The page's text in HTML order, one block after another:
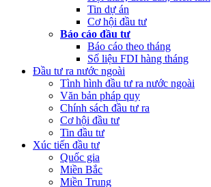
Tin dự án
Cơ hội đầu tư
Báo cáo đầu tư
Báo cáo theo tháng
Số liệu FDI hàng tháng
Đầu tư ra nước ngoài
Tình hình đầu tư ra nước ngoài
Văn bản pháp quy
Chính sách đầu tư ra
Cơ hội đầu tư
Tin đầu tư
Xúc tiến đầu tư
Quốc gia
Miền Bắc
Miền Trung